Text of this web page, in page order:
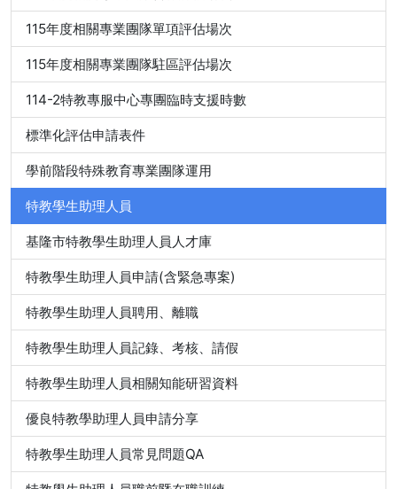
115年度相關專業團隊單項評估場次
115年度相關專業團隊駐區評估場次
114-2特教專服中心專團臨時支援時數
標準化評估申請表件
學前階段特殊教育專業團隊運用
特教學生助理人員
基隆市特教學生助理人員人才庫
特教學生助理人員申請(含緊急專案)
特教學生助理人員聘用、離職
特教學生助理人員記錄、考核、請假
特教學生助理人員相關知能研習資料
優良特教學助理人員申請分享
特教學生助理人員常見問題QA